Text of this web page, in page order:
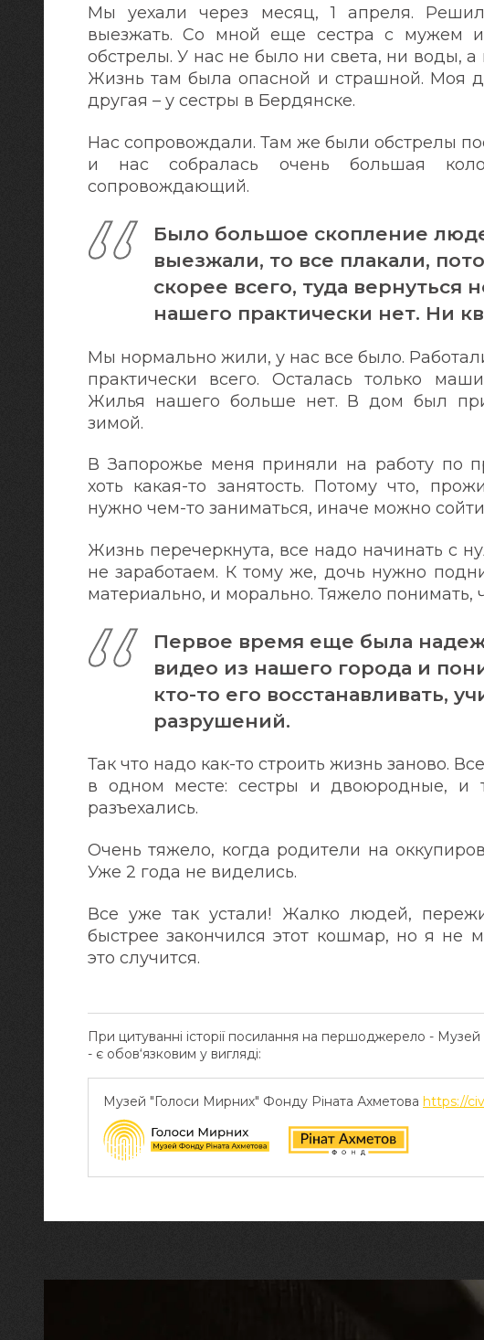
Мы уехали через месяц, 1 апреля.
выезжать. Со мной еще сестра с мужем
обстрелы. У нас не было ни света, ни воды, а
Жизнь там была опасной и страшной. Моя
другая – у сестры в Бердянске.
Нас сопровождали. Там же были обстрелы
и нас собралась очень большая
сопровождающий.
Было большое скопление
выезжали, то все плакали,
скорее всего, туда вернуться
нашего практически нет. Ни
Мы нормально жили, у нас все было.
практически всего. Осталась только
Жилья нашего больше нет. В дом был
зимой.
В Запорожье меня приняли на работу по
хоть какая-то занятость. Потому что,
нужно чем-то заниматься, иначе можно
Жизнь перечеркнута, все надо начинать с
не заработаем. К тому же, дочь нужно
материально, и морально. Тяжело
Первое время еще была
видео из нашего города и
кто-то его восстанавливать,
разрушений.
Так что надо как-то строить жизнь заново.
в одном месте: сестры и двоюродные, и
разъехались.
Очень тяжело, когда родители на
Уже 2 года не виделись.
Все уже так устали! Жалко людей,
быстрее закончился этот кошмар, но я не
это случится.
При цитуванні історії посилання на першоджерело -
- є обов‘язковим у вигляді:
Музей "Голоси Мирних" Фонду Ріната Ахметова https://